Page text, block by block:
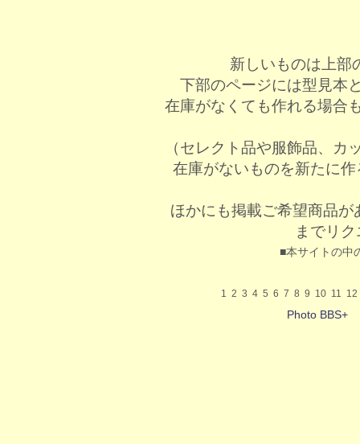
新しいものは上部
下部のページには型見本
在庫がなくても作れる場合
（セレクト品や服飾品、
在庫がないものを新たに
ほかにも掲載ご希望商品が
までリ
■本サイトの中
1 2 3 4 5 6 7 8 9 10 11 12
Photo BBS+